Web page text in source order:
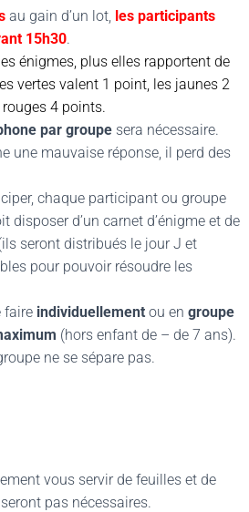
au gain d’un lot, les participants
15h30.
énigmes, plus elles rapportent de
vertes valent 1 point, les jaunes 2
4 points.
par groupe sera nécessaire.
une mauvaise réponse, il perd des
chaque participant ou groupe
disposer d’un carnet d’énigme et de
seront distribués le jour J et
pour pouvoir résoudre les
faire individuellement ou en groupe
(hors enfant de – de 7 ans).
ne se sépare pas.
vous servir de feuilles et de
pas nécessaires.